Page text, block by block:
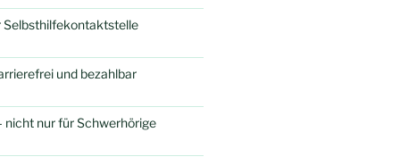
Selbsthilfekontaktstelle
und bezahlbar
nicht nur für Schwerhörige